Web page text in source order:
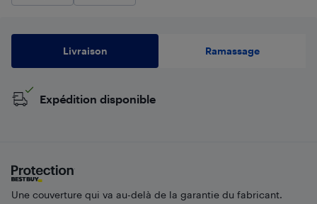
Livraison Ramassage
Expédition disponible
Une couverture qui va au-delà de la garantie du fabricant.